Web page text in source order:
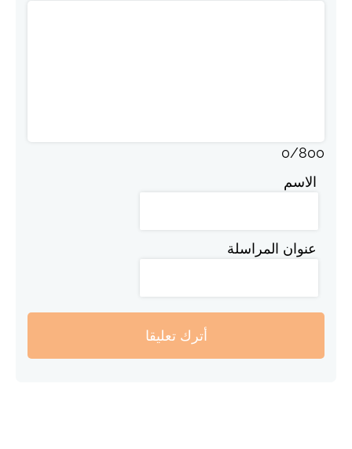
0/800
الاسم
عنوان المراسلة
أترك تعليقا